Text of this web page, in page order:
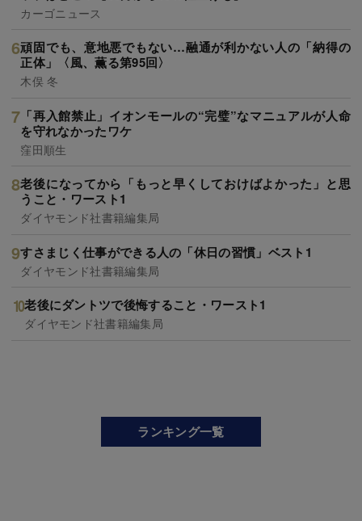
カーゴニュース
頑固でも、意地悪でもない…融通が利かない人の「納得の
正体」〈風、薫る第95回〉
木俣 冬
「再入館禁止」イオンモールの“完璧”なマニュアルが人命
を守れなかったワケ
窪田順生
老後になってから「もっと早くしておけばよかった」と思
うこと・ワースト1
ダイヤモンド社書籍編集局
すさまじく仕事ができる人の「休日の習慣」ベスト1
ダイヤモンド社書籍編集局
老後にダントツで後悔すること・ワースト1
ダイヤモンド社書籍編集局
ランキング一覧